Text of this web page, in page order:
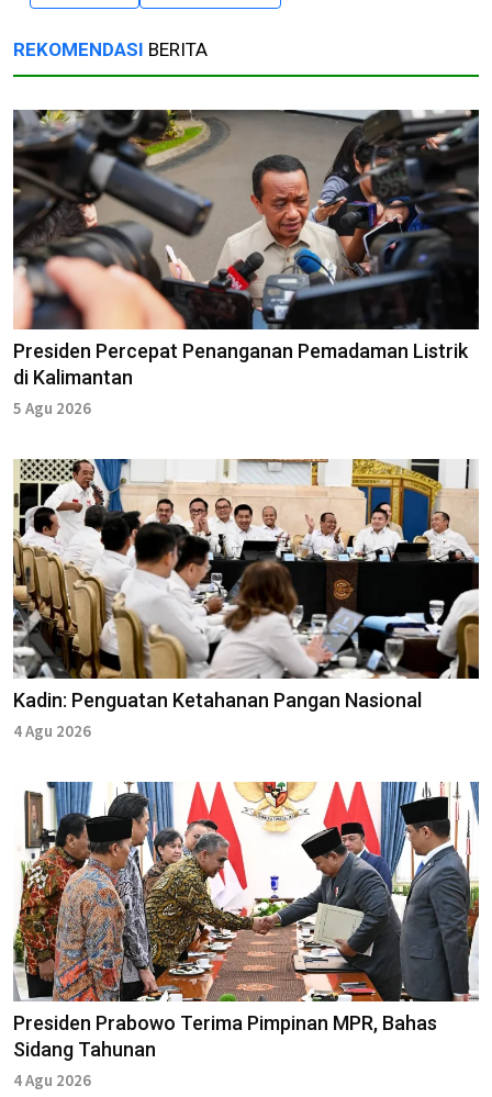
REKOMENDASI BERITA
Presiden Percepat Penanganan Pemadaman Listrik
di Kalimantan
5 Agu 2026
Kadin: Penguatan Ketahanan Pangan Nasional
4 Agu 2026
Presiden Prabowo Terima Pimpinan MPR, Bahas
Sidang Tahunan
4 Agu 2026